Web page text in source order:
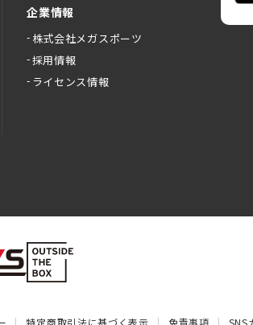
企業情報
株式会社メガスポーツ
採用情報
ライセンス情報
特定商取引法に基づく表示 免責事項 SNS